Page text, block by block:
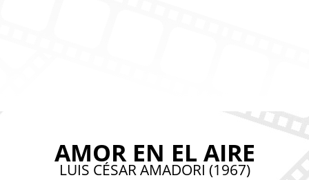
AMOR EN EL AIRE
LUIS CÉSAR AMADORI (1967)